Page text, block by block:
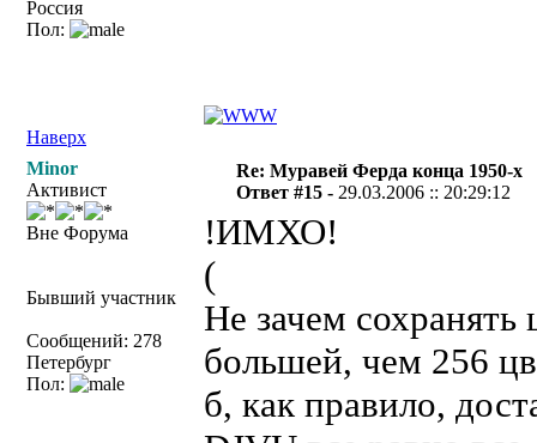
Россия
Пол:
Наверх
Minor
Активист
Вне Форума
Бывший участник
Сообщений: 278
Петербург
Пол:
Re: Муравей Ферда конца 1950-х
Ответ #15 - 29.03.2006 :: 20:29:12
!ИМХО!
(
Не зачем
большей, чем 256
б, как правило,